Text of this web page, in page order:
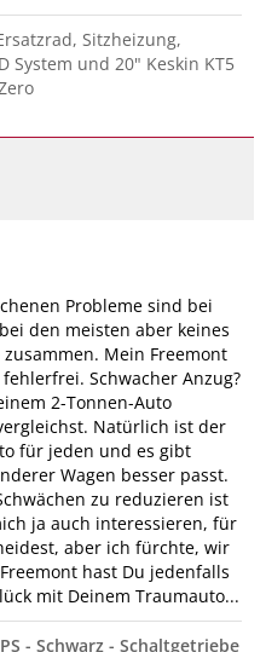
Sitzheizung,
System und 20" Keskin KT5
Probleme sind bei
den meisten aber keines
Mein Freemont
Schwacher Anzug?
2-Tonnen-Auto
Natürlich ist der
für jeden und es gibt
Wagen besser passt.
zu reduzieren ist
ja auch interessieren, für
aber ich fürchte, wir
hast Du jedenfalls
mit Deinem Traumauto...
- Schwarz - Schaltgetriebe